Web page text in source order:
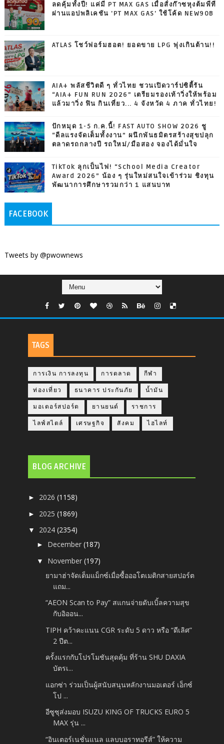
ลดคุ้มทั้งปี! แค่มี PT MAX GAS เมื่อสั่งก๊าซหุงต้มพีที
ผ่านแอปพลิเคชัน 'PT MAX GAS' ใช้โค้ด NEW90B
ATLAS โชว์ฟอร์มฮอต! ยอดขาย LPG พุ่งเกินต้าน!!
AIA+ พลัสชีวิตดี ๆ ทั่วไทย ชวนเปิดวาร์ปซิตี้รัน
“AIA+ FUN RUN 2026” เตรียมรองเท้าวิ่งให้พร้อม
แล้วมาวิ่ง ฟิน กินเที่ยว... 4 จังหวัด 4 ภาค ทั่วไทย!
ปักหมุด 1-5 ก.ค.นี้! FAST AUTO SHOW 2026 ชู
“ดีลแรงจัดเต็มทั้งงาน” ผนึกพันธมิตรสร้างสุขปลุก
ตลาดรถกลางปี รถใหม่/มือสอง จองได้มั่นใจ
TikTok ลุกเป็นไฟ! “School Media Creator
Award 2026” น้อง ๆ รุ่นใหม่สนใจเข้าร่วม ชิงทุน
พัฒนาการศึกษารวมกว่า 1 แสนบาท
FACEBOOK
Tweets by @pwownews
TAGS
การเงิน การลงทุน การตลาด กีฬา
ท่องเที่ยว ธนาคาร ประกันภัย น้ำมัน
มอเตอร์สปอร์ต ยานยนต์ ราชการ
ไลฟ์สไตล์ เศรษฐกิจ สังคม ไฮไลท์
BLOG ARCHIVE
► 2026(1158)
► 2025(1869)
▼ 2024(2354)
► December(187)
▼ November(197)
ยามาฮ่าจัดเต็มแม็กซ์เมื่อซื้อออโตเมติกสายสปอร์ต
แถม...
“AEON Scan to Pay” สแกนจ่ายดับเบิ้ลความสุข
กับอิออน...
TIPH คว้าคะแนน CGR ระดับ 5 ดาว หรือ “ดีเลิศ”
2 ปีต...
ครั้งแรกกับโปรโมชันสุดคุ้ม ที่ร้าน SHU DAXIA
บัตรเ...
แอกซ่า ร่วมเป็นผู้สนับสนุนหลักงานมอเตอร์ เอ็กซ์
โป ...
อีซูซุส่งมอบ ISUZU KING OF TRUCKS EURO 5
MAX รุ่น ...
“อินเตอร์เนชั่นแนล แลบบอราทอรีส์” ให้ความ